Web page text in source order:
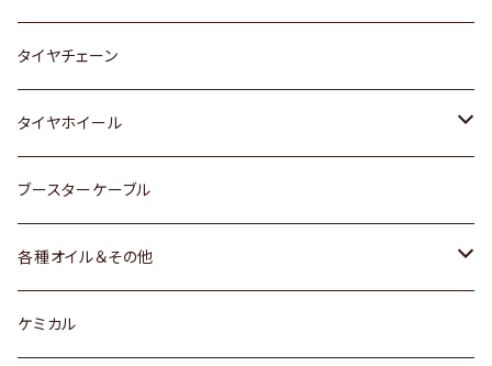
三菱
スバル
レクサス
マツダ
三菱
スバル
いすゞ
ダイハツ
マツダ
三菱
スバル
日産
ダイハツ
スバル
スズキ
日産
ダイハツ
マツダ
スズキ
日産
ダイハツ
マツダ
スバル
トヨタ
マツダ
タイヤチェーン
タイヤホイール
トヨタ
ホンダ
スズキ
ブースターケーブル
各種オイル＆その他
ディーデル洗浄添加剤
ケミカル